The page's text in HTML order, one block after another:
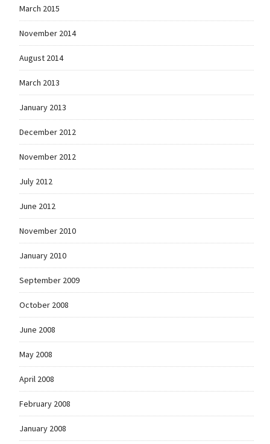
March 2015
November 2014
August 2014
March 2013
January 2013
December 2012
November 2012
July 2012
June 2012
November 2010
January 2010
September 2009
October 2008
June 2008
May 2008
April 2008
February 2008
January 2008